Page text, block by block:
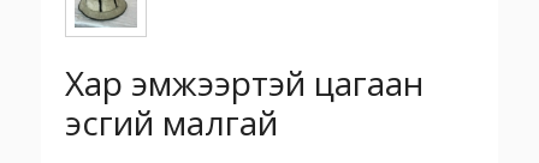
Хар эмжээртэй цагаан
эсгий малгай